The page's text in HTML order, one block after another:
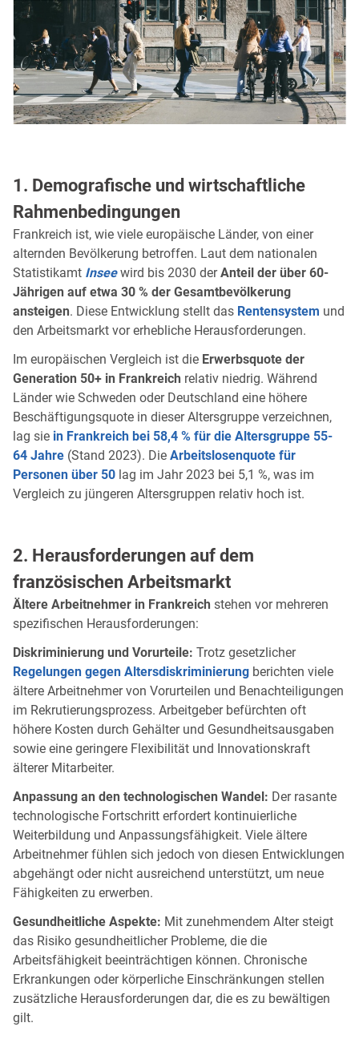
1. Demografische und wirtschaftliche
Rahmenbedingungen
Frankreich ist, wie viele europäische Länder, von einer
alternden Bevölkerung betroffen. Laut dem nationalen
Statistikamt Inseewird bis 2030 derAnteil der über 60-
Jährigen auf etwa 30 % der Gesamtbevölkerung
ansteigen. Diese Entwicklung stellt das Rentensystem und
den Arbeitsmarkt vor erhebliche Herausforderungen.
Im europäischen Vergleich ist die Erwerbsquote der
Generation 50+ in Frankreich relativ niedrig. Während
Länder wie Schweden oder Deutschland eine höhere
Beschäftigungsquote in dieser Altersgruppe verzeichnen,
lag sie in Frankreich bei 58,4 % für die Altersgruppe 55-
64 Jahre (Stand 2023). Die Arbeitslosenquote für
Personen über 50 lag im Jahr 2023 bei 5,1 %, was im
Vergleich zu jüngeren Altersgruppen relativ hoch ist.
2. Herausforderungen auf dem
französischen Arbeitsmarkt
Ältere Arbeitnehmer in Frankreich stehen vor mehreren
spezifischen Herausforderungen:
Diskriminierung und Vorurteile: Trotz gesetzlicher
Regelungen gegen Altersdiskriminierung berichten viele
ältere Arbeitnehmer von Vorurteilen und Benachteiligungen
im Rekrutierungsprozess. Arbeitgeber befürchten oft
höhere Kosten durch Gehälter und Gesundheitsausgaben
sowie eine geringere Flexibilität und Innovationskraft
älterer Mitarbeiter.
Anpassung an den technologischen Wandel: Der rasante
technologische Fortschritt erfordert kontinuierliche
Weiterbildung und Anpassungsfähigkeit. Viele ältere
Arbeitnehmer fühlen sich jedoch von diesen Entwicklungen
abgehängt oder nicht ausreichend unterstützt, um neue
Fähigkeiten zu erwerben.
Gesundheitliche Aspekte: Mit zunehmendem Alter steigt
das Risiko gesundheitlicher Probleme, die die
Arbeitsfähigkeit beeinträchtigen können. Chronische
Erkrankungen oder körperliche Einschränkungen stellen
zusätzliche Herausforderungen dar, die es zu bewältigen
gilt.